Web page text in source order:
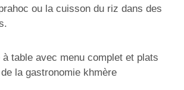
ou la cuisson du riz dans des
à table avec menu complet et plats
la gastronomie khmère